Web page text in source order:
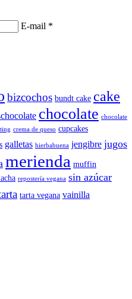
E-mail *
bizcochos bundt cake cake
chocolate chocolate
crema de queso cupcakes
galletas hierbabuena jengibre jugos
merienda muffin
repostería vegana sin azúcar
tarta vegana vainilla